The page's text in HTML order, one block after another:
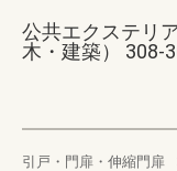
公共エクステリ
木・建築） 308-
引戸・門扉・伸縮門扉